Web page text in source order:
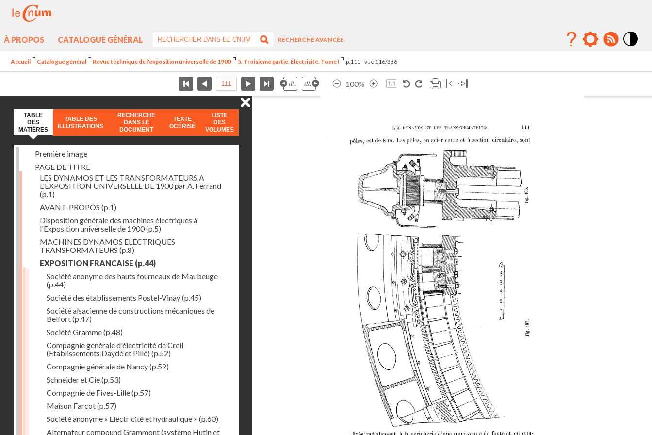
À PROPOS CATALOGUE GÉNÉRAL
RECHERCHE AVANCÉE
Accueil Catalogue général Revue technique de l'exposition universelle de 1900 5. Troisième partie. Électricité. Tome I p.111 - vue 116/336
100%
TABLE
DES
MATIÈRES
TABLE DES
ILLUSTRATIONS
RECHERCHE
DANS LE
DOCUMENT
TEXTE
OCÉRISÉ
LISTE
DES
VOLUMES
Première image
PAGE DE TITRE
LES DYNAMOS ET LES TRANSFORMATEURS A
L'EXPOSITION UNIVERSELLE DE 1900 par A. Ferrand
(p.1)
AVANT-PROPOS (p.1)
Disposition générale des machines électriques à
l'Exposition universelle de 1900(p.5)
MACHINES DYNAMOS ELECTRIQUES
TRANSFORMATEURS (p.8)
EXPOSITION FRANCAISE (p.44)
Société anonyme des hauts fourneaux de Maubeuge
(p.44)
Société des établissements Postel-Vinay(p.45)
Société alsacienne de constructions mécaniques de
Belfort(p.47)
Société Gramme(p.48)
Compagnie générale d'électricité de Creil
(Etablissements Daydé et Pillé) (p.52)
Compagnie générale de Nancy(p.52)
Schneider et Cie(p.53)
Compagnie de Fives-Lille(p.57)
Maison Farcot(p.57)
Société anonyme « Electricité et hydraulique » (p.60)
Alternateur compound Grammont (système Hutin et